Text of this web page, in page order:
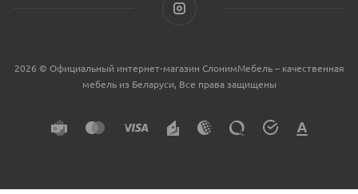
2026 © Официальный интернет-магазин СлонимМебель – качественная
мебель из Беларуси, Все права защищены